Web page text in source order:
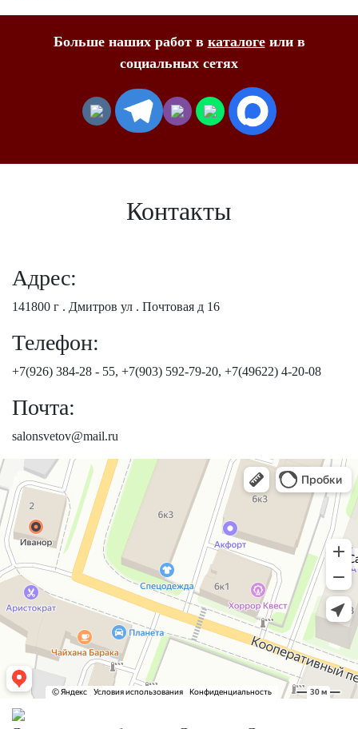
Больше наших работ в каталогеили в
социальных сетях
Контакты
Адрес:
141800 г . Дмитров ул . Почтовая д 16
Телефон:
+7(926) 384-28 - 55, +7(903) 592-79-20, +7(49622) 4-20-08
Почта:
salonsvetov@mail.ru